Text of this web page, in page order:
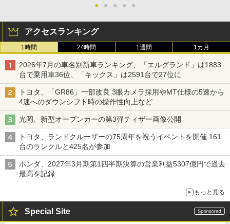
● ● ● ● ●
アクセスランキング
1時間 24時間 1週間 1カ月
2026年7月の車名別新車ランキング、「エルグランド」は1883
台で乗用車36位、「キックス」は2591台で27位に
トヨタ、「GR86」一部改良 3眼カメラ採用やMT仕様の5速から
4速へのダウンシフト時の操作性向上など
光岡、新型オープンカーの第3弾ティザー画像公開
トヨタ、ランドクルーザーの75周年を祝うイベントを開催 161
台のランクルと425名が参加
ホンダ、2027年3月期第1四半期決算の営業利益5307億円で過去
最高を記録
もっと見る
Special Site